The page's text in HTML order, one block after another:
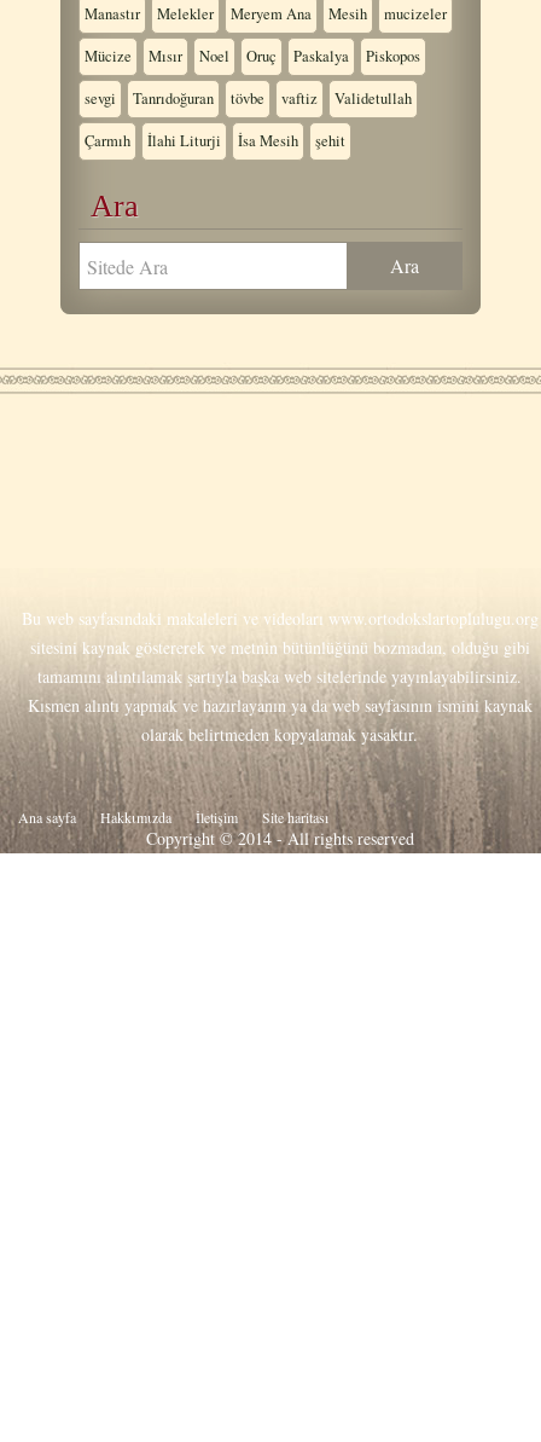
Manastır Melekler Meryem Ana Mesih mucizeler
Mücize Mısır Noel Oruç Paskalya Piskopos
sevgi Tanrıdoğuran tövbe vaftiz Validetullah
Çarmıh İlahi Liturji İsa Mesih şehit
Ara
Bu web sayfasındaki makaleleri ve videoları www.ortodokslartoplulugu.org
sitesini kaynak göstererek ve metnin bütünlüğünü bozmadan, olduğu gibi
tamamını alıntılamak şartıyla başka web sitelerinde yayınlayabilirsiniz.
Kısmen alıntı yapmak ve hazırlayanın ya da web sayfasının ismini kaynak
olarak belirtmeden kopyalamak yasaktır.
Ana sayfa Hakkιmιzda İletişim Site haritası
Copyright © 2014 - All rights reserved